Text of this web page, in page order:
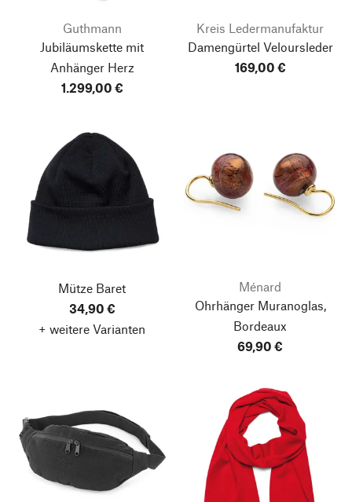
Guthmann
Jubiläumskette mit
Anhänger Herz
1.299,00 €
Kreis Ledermanufaktur
Damengürtel Veloursleder
169,00 €
Mütze Baret
34,90 €
+ weitere Varianten
Ménard
Ohrhänger Muranoglas,
Bordeaux
69,90 €
Nach oben